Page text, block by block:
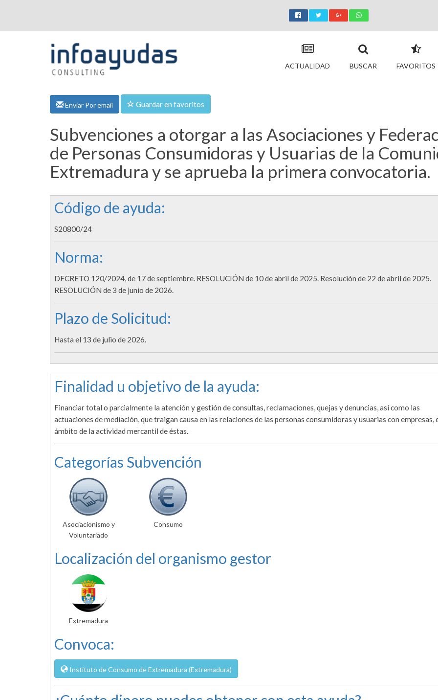
ACTUALIDAD BUSCAR FAVORITOS
Enviar Por email Guardar en favoritos
Subvenciones a otorgar a las Asociaciones y
de Personas Consumidoras y Usuarias de la
Extremadura y se aprueba la primera convocatoria.
Código de ayuda:
S20800/24
Norma:
DECRETO 120/2024, de 17 de septiembre. RESOLUCIÓN de 10 de abril de 2025. Resolución de 22 de abril de 2025.
RESOLUCIÓN de 3 de junio de 2026.
Plazo de Solicitud:
Hasta el 13 de julio de 2026.
Finalidad u objetivo de la ayuda:
Financiar total o parcialmente la atención y gestión de consultas, reclamaciones, quejas y denuncias, así como las
actuaciones de mediación, que traigan causa en las relaciones de las personas consumidoras y usuarias con empresas,
ámbito de la actividad mercantil de éstas.
Categorías Subvención
Asociacionismo y
Voluntariado
Consumo
Localización del organismo gestor
Extremadura
Convoca:
Instituto de Consumo de Extremadura (Extremadura)